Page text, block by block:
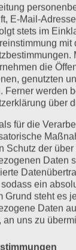
wieder soweit
E-Mail-
stets im
die
genutzten
Ferner werden
über
für die
Schutz der
Daten
ein
Grund steht es
Daten
an uns zu